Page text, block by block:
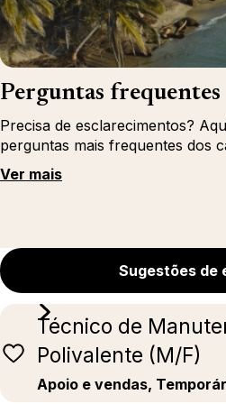
Perguntas frequentes
Precisa de esclarecimentos?
perguntas mais frequentes dos
Ver mais
Sugestões de
Técnico de
Polivalente (M/F)
Apoio e vendas,